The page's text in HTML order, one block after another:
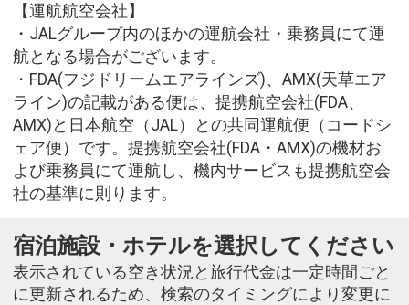
【運航航空会社】
・JALグループ内のほかの運航会社・乗務員にて運
航となる場合がございます。
・FDA(フジドリームエアラインズ)、AMX(天草エア
ライン)の記載がある便は、提携航空会社(FDA、
AMX)と日本航空（JAL）との共同運航便（コードシ
ェア便）です。提携航空会社(FDA・AMX)の機材お
よび乗務員にて運航し、機内サービスも提携航空会
社の基準に則ります。
宿泊施設・ホテルを選択してください
表示されている空き状況と旅行代金は一定時間ごと
に更新されるため、検索のタイミングにより変更に